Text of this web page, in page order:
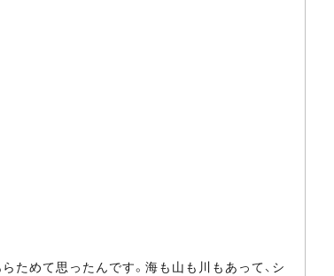
ためて思ったんです。海も山も川もあって、シ